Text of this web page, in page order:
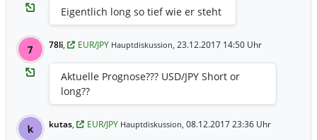
Eigentlich long so tief wie er steht
7 78li, EUR/JPY Hauptdiskussion, 23.12.2017 14:50 Uhr
Aktuelle Prognose??? USD/JPY Short or
long??
k kutas, EUR/JPY Hauptdiskussion, 08.12.2017 23:36 Uhr